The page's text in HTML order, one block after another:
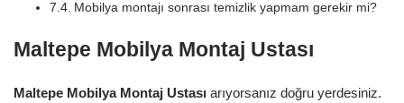
Mobilya montajı sonrası temizlik yapmam gerekir mi?
Maltepe Mobilya Montaj Ustası
Maltepe Mobilya Montaj Ustası arıyorsanız doğru yerdesiniz.